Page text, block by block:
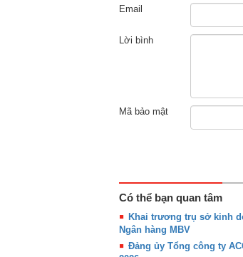
Email
Lời bình
Mã bảo mật
Có thể bạn quan tâm
Khai trương trụ sở kinh
Ngân hàng MBV
Đảng ủy Tổng công ty